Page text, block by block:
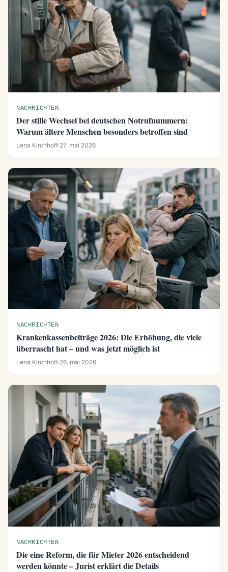
NACHRICHTEN
Der stille Wechsel bei deutschen Notrufnummern:
Warum ältere Menschen besonders betroffen sind
Lena Kirchhoff·27. mai 2026
NACHRICHTEN
Krankenkassenbeiträge 2026: Die Erhöhung, die viele
überrascht hat – und was jetzt möglich ist
Lena Kirchhoff·26. mai 2026
NACHRICHTEN
Die eine Reform, die für Mieter 2026 entscheidend
werden könnte – Jurist erklärt die Details